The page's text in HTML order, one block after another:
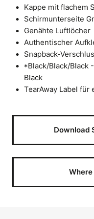
Kappe mit flachem
Schirmunterseite
Genähte Luftlöcher
Authentischer
Snapback-
*Black/Black/Black
Black
TearAway Label für
Download